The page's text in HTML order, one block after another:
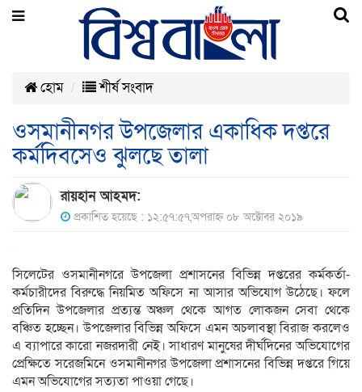
হোম শীর্ষ সংবাদ
ওসমানীনগর উপজেলার একাধিক দপ্তরে
কর্মদিবসেও ঝুলছে তালা
রায়হান আহমদ:
প্রকাশিত হয়েছে : ১২:৫৭:৫৭,অপরাহ্ন ০৮ অক্টোবর ২০১৯
সিলেটের ওসমানীনগরে উপজেলা প্রশাসনের বিভিন্ন দপ্তরের কর্মকর্তা-
কর্মচারীদের বিরুদ্ধে নিয়মিত অফিসে না আসার অভিযোগ উঠেছে। ফলে
প্রতিদিন উপজেলার প্রত্যন্ত অঞ্চল থেকে আগত লোকজন সেবা থেকে
বঞ্চিত হচ্ছেন। উপজেলার বিভিন্ন অফিসে এমন অচলাবস্থা বিরাজ করলেও
এ ব্যাপারে কারো নজরদারী নেই। সাধারণ মানুষের দীর্ঘদিনের অভিযোগের
প্রেক্ষিতে সরেজমিনে ওসমানীনগর উপজেলা প্রশাসনের বিভিন্ন দপ্তরে গিয়ে
এমন অভিযোগের সত্যতা পাওয়া গেছে।